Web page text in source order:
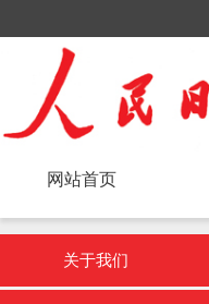
网站首页
关于我们